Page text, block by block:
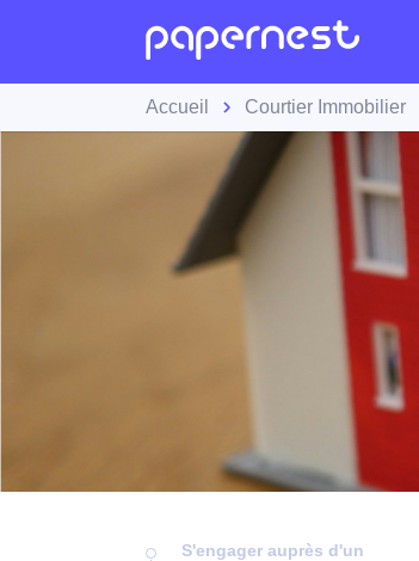
Accueil Courtier Immobilier
S'engager auprès d'un